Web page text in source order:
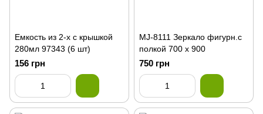
Емкость из 2-х с крышкой
280мл 97343 (6 шт)
156 грн
MJ-8111 Зеркало фигурн.с
полкой 700 х 900
750 грн